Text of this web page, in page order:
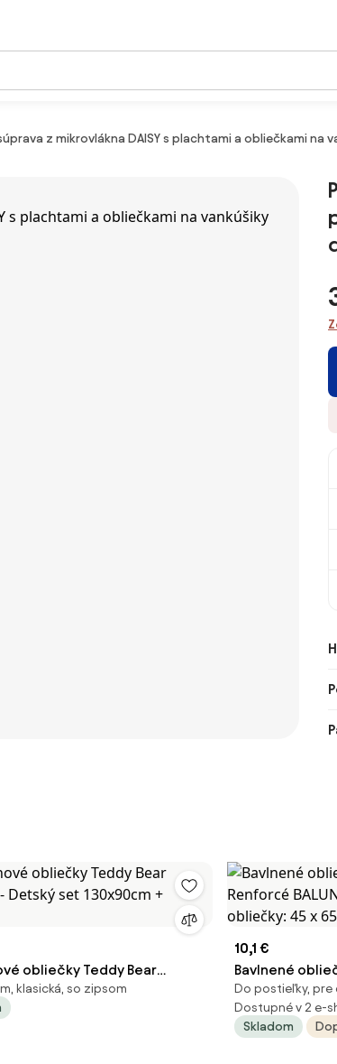
z mikrovlákna DAISY s plachtami a obliečkami na
obliečky Teddy Bear
- Detský set 130x90cm +
klasická, so zipsom
10,1 €
Bavlnené
Renforcé
obliečky: 45 x
Do postieľky, pre
Dostupné v 2 e-
Skladom